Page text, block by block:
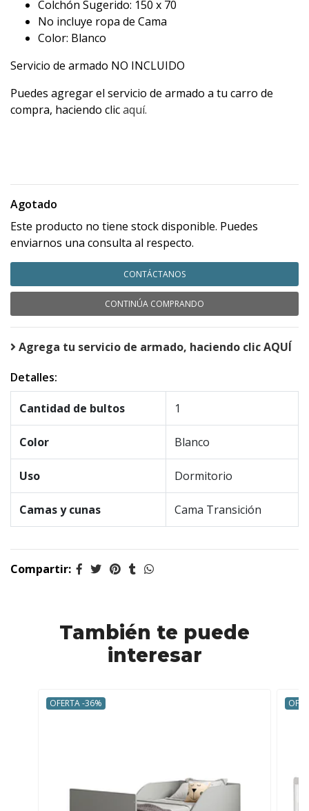
Colchón Sugerido: 150 x 70
No incluye ropa de Cama
Color: Blanco
Servicio de armado NO INCLUIDO
Puedes agregar el servicio de armado a tu carro de
compra, haciendo clicaquí.
Agotado
Este producto no tiene stock disponible. Puedes
enviarnos una consulta al respecto.
CONTÁCTANOS
CONTINÚA COMPRANDO
Agrega tu servicio de armado, haciendo clic AQUÍ
Detalles:
Cantidad de bultos 1
Color Blanco
Uso Dormitorio
Camas y cunas Cama Transición
Compartir:
También te puede
interesar
OFERTA -36%